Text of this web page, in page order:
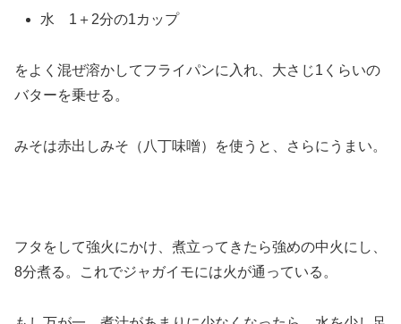
水 1＋2分の1カップ
をよく混ぜ溶かしてフライパンに入れ、大さじ1くらいの
バターを乗せる。
みそは赤出しみそ（八丁味噌）を使うと、さらにうまい。
フタをして強火にかけ、煮立ってきたら強めの中火にし、
8分煮る。これでジャガイモには火が通っている。